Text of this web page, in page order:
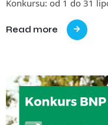
Konkursu: od 1 do 31
Read more